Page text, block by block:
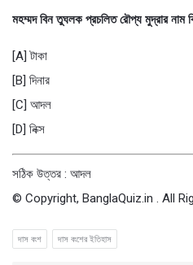
Latest
মহম্মদ বিন তুঘলক প্রচলিত রৌপ্য মুদ্রার নাম
[A] টাকা
[B] দিনার
[C] আদল
[D] নিক্স
সঠিক উত্তর : আদল
© Copyright, BanglaQuiz.in . All
দাস বংশ দাস বংশের ইতিহাস